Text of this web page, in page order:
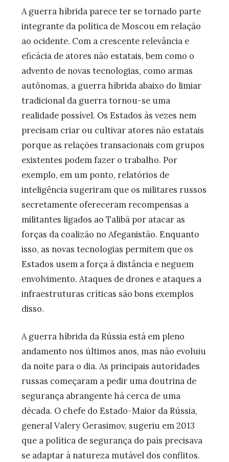
A guerra híbrida parece ter se tornado parte
integrante da política de Moscou em relação
ao ocidente. Com a crescente relevância e
eficácia de atores não estatais, bem como o
advento de novas tecnologias, como armas
autônomas, a guerra híbrida abaixo do limiar
tradicional da guerra tornou-se uma
realidade possível. Os Estados às vezes nem
precisam criar ou cultivar atores não estatais
porque as relações transacionais com grupos
existentes podem fazer o trabalho. Por
exemplo, em um ponto, relatórios de
inteligência sugeriram que os militares russos
secretamente ofereceram recompensas a
militantes ligados ao Talibã por atacar as
forças da coalizão no Afeganistão. Enquanto
isso, as novas tecnologias permitem que os
Estados usem a força à distância e neguem
envolvimento. Ataques de drones e ataques a
infraestruturas críticas são bons exemplos
disso.
A guerra híbrida da Rússia está em pleno
andamento nos últimos anos, mas não evoluiu
da noite para o dia. As principais autoridades
russas começaram a pedir uma doutrina de
segurança abrangente há cerca de uma
década. O chefe do Estado-Maior da Rússia,
general Valery Gerasimov, sugeriu em 2013
que a política de segurança do país precisava
se adaptar à natureza mutável dos conflitos.